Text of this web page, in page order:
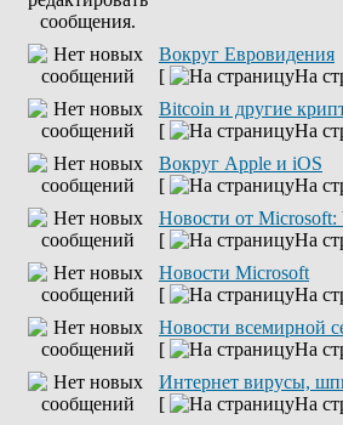
Вокруг Евровидения
[
На
Bitcoin и другие
[
На
Вокруг Apple и iOS
[
На
Новости от Microsoft:
[
На
Новости Microsoft
[
На
Новости всемирной
[
На
Интернет вирусы,
[
На